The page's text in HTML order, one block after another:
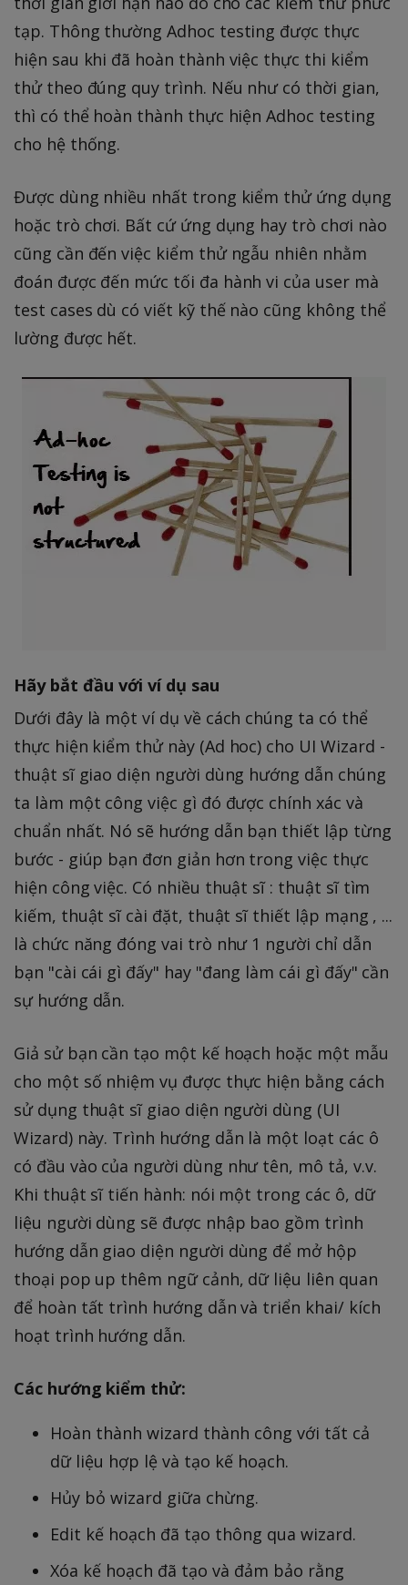
tạp. Thông thường Adhoc testing được thực
hiện sau khi đã hoàn thành việc thực thi kiểm
thử theo đúng quy trình. Nếu như có thời gian,
thì có thể hoàn thành thực hiện Adhoc testing
cho hệ thống.
Được dùng nhiều nhất trong kiểm thử ứng dụng
hoặc trò chơi. Bất cứ ứng dụng hay trò chơi nào
cũng cần đến việc kiểm thử ngẫu nhiên nhằm
đoán được đến mức tối đa hành vi của user mà
test cases dù có viết kỹ thế nào cũng không thể
lường được hết.
Hãy bắt đầu với ví dụ sau
Dưới đây là một ví dụ về cách chúng ta có thể
thực hiện kiểm thử này (Ad hoc) cho UI Wizard -
thuật sĩ giao diện người dùng hướng dẫn chúng
ta làm một công việc gì đó được chính xác và
chuẩn nhất. Nó sẽ hướng dẫn bạn thiết lập từng
bước - giúp bạn đơn giản hơn trong việc thực
hiện công việc. Có nhiều thuật sĩ : thuật sĩ tìm
kiếm, thuật sĩ cài đặt, thuật sĩ thiết lập mạng , ...
là chức năng đóng vai trò như 1 người chỉ dẫn
bạn "cài cái gì đấy" hay "đang làm cái gì đấy" cần
sự hướng dẫn.
Giả sử bạn cần tạo một kế hoạch hoặc một mẫu
cho một số nhiệm vụ được thực hiện bằng cách
sử dụng thuật sĩ giao diện người dùng (UI
Wizard) này. Trình hướng dẫn là một loạt các ô
có đầu vào của người dùng như tên, mô tả, v.v.
Khi thuật sĩ tiến hành: nói một trong các ô, dữ
liệu người dùng sẽ được nhập bao gồm trình
hướng dẫn giao diện người dùng để mở hộp
thoại pop up thêm ngữ cảnh, dữ liệu liên quan
để hoàn tất trình hướng dẫn và triển khai/ kích
hoạt trình hướng dẫn.
Các hướng kiểm thử:
Hoàn thành wizard thành công với tất cả
dữ liệu hợp lệ và tạo kế hoạch.
Hủy bỏ wizard giữa chừng.
Edit kế hoạch đã tạo thông qua wizard.
Xóa kế hoạch đã tạo và đảm bảo rằng